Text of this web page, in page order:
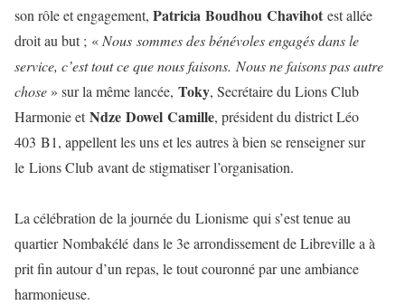
son rôle et engagement, Patricia Boudhou Chavihot est allée
droit au but ; « Nous sommes des bénévoles engagés dans le
service, c’est tout ce que nous faisons. Nous ne faisons pas autre
chose » sur la même lancée, Toky, Secrétaire du Lions Club
Harmonie etNdze Dowel Camille, président du district Léo
403 B1, appellent les uns et les autres à bien se renseigner sur
le Lions Club avant de stigmatiser l’organisation.
La célébration de la journée du Lionisme qui s’est tenue au
quartier Nombakélé dans le 3e arrondissement de Libreville a à
prit fin autour d’un repas, le tout couronné par une ambiance
harmonieuse.